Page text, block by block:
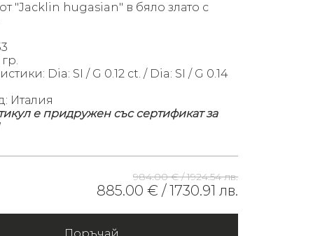
"Jacklin hugasian" в бяло злато с
Dia: SI / G 0.12 ct. / Dia: SI / G 0.14
Италия
е придружен със сертификат за
984.00 € /1924.54 лв.
885.00 € /1730.91 лв.
Поръчай